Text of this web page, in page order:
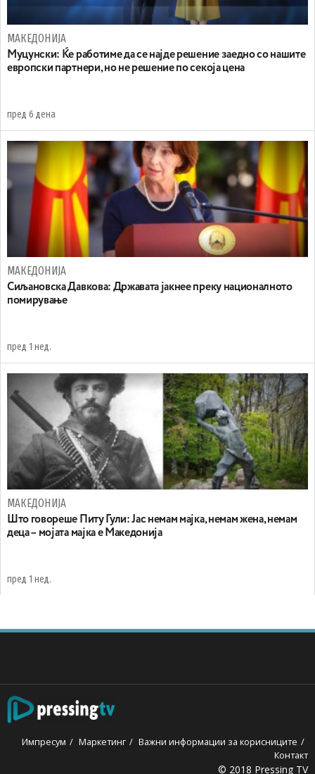
МАКЕДОНИЈА
Муцунски: Ќе работиме да се најде решение заедно со нашите
европски партнери, но не решение по секоја цена
пред 6 дена
МАКЕДОНИЈА
Сиљановска Давкова: Државата јакнее преку националното
помирување
пред 1 нед.
МАКЕДОНИЈА
Што говореше Питу Гули: Јас немам мајка, немам жена, немам
деца – мојата мајка е Македонија
пред 1 нед.
Импресум Маркетинг
Важни информации за корисниците
Контакт
© 2018 Pressing TV